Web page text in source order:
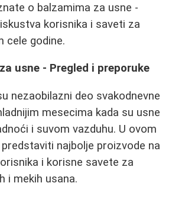
o balzamima za usne -
korisnika i saveti za
cele godine.
usne - Pregled i preporuke
nezaobilazni deo svakodnevne
mesecima kada su usne
i suvom vazduhu. U ovom
najbolje proizvode na
i korisne savete za
i mekih usana.